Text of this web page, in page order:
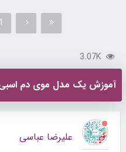
1 از 1
3.07K
آموزش یک مدل موی دم
علیرضا عباسی